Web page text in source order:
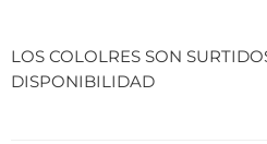
LOS COLOLRES SON
DISPONIBILIDAD